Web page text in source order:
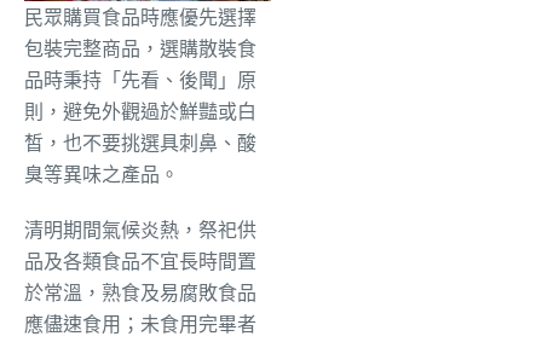
民眾購買食品時應優先選擇
包裝完整商品，選購散裝食
品時秉持「先看、後聞」原
則，避免外觀過於鮮豔或白
皙，也不要挑選具刺鼻、酸
臭等異味之產品。
清明期間氣候炎熱，祭祀供
品及各類食品不宜長時間置
於常溫，熟食及易腐敗食品
應儘速食用；未食用完畢者